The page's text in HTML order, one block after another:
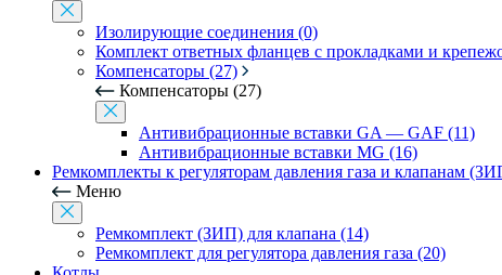
Изолирующие соединения (0)
Комплект ответных фланцев с прокладками и
Компенсаторы (27)
Компенсаторы (27)
Антивибрационные вставки GA — GAF (11)
Антивибрационные вставки MG (16)
Ремкомплекты к регуляторам давления газа и клапанам
Меню
Ремкомплект (ЗИП) для клапана (14)
Ремкомплект для регулятора давления газа (20)